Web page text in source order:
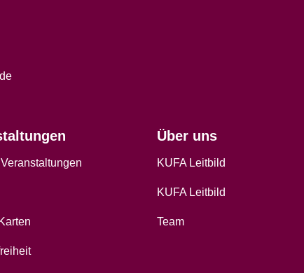
Über uns
KUFA Leitbild
KUFA Leitbild
Team